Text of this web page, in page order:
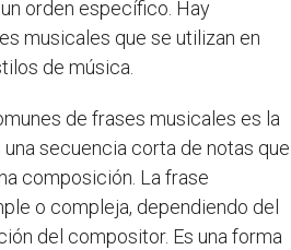
orden específico. Hay
musicales que se utilizan en
de música.
de frases musicales es la
una secuencia corta de notas que
composición. La frase
o compleja, dependiendo del
del compositor. Es una forma